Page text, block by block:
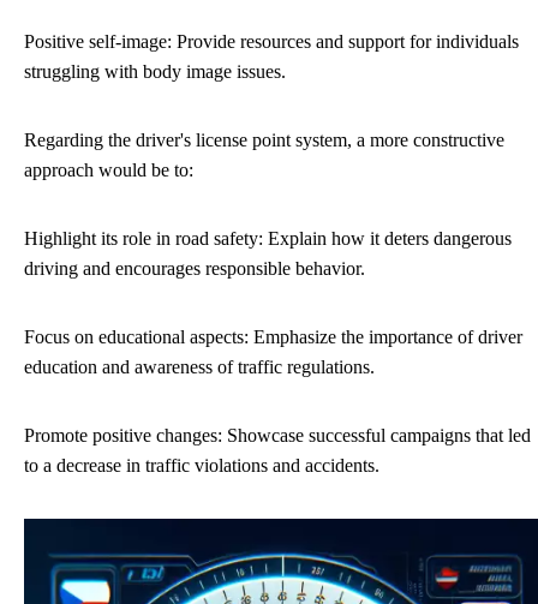
Positive self-image: Provide resources and support for individuals
struggling with body image issues.
Regarding the driver's license point system, a more constructive
approach would be to:
Highlight its role in road safety: Explain how it deters dangerous
driving and encourages responsible behavior.
Focus on educational aspects: Emphasize the importance of driver
education and awareness of traffic regulations.
Promote positive changes: Showcase successful campaigns that led
to a decrease in traffic violations and accidents.